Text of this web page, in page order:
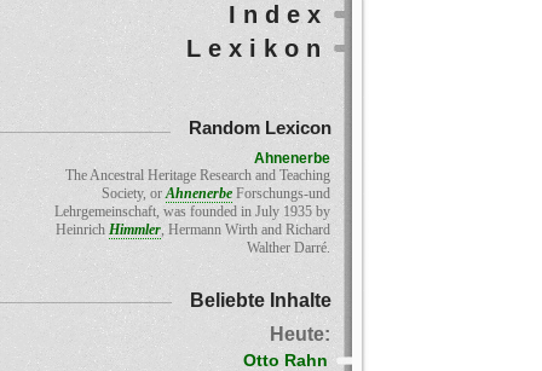
Index
Lexikon
Random Lexicon
Ahnenerbe
The Ancestral Heritage Research and Teaching
Society, orAhnenerbe Forschungs-und
Lehrgemeinschaft, was founded in July 1935 by
Heinrich Himmler, Hermann Wirth and Richard
Walther Darré.
Beliebte Inhalte
Heute:
Otto Rahn